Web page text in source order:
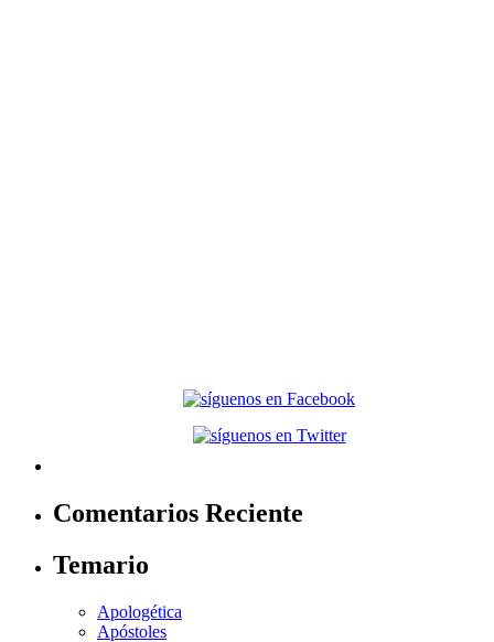
Comentarios Reciente
Temario
Apologética
Apóstoles